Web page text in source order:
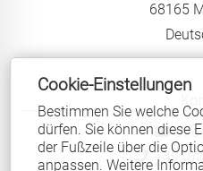
68165
+49
Cookie-Einstellungen
Bestimmen Sie welche
dürfen. Sie können diese
der Fußzeile über die
anpassen. Weitere